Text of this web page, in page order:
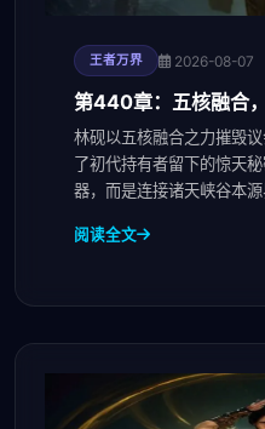
王者万界 2026-08-07
第440章：五核融合
林砚以五核融合之力摧毁
了初代持有者留下的惊天
器，而是连接诸天峡谷本源
阅读全文